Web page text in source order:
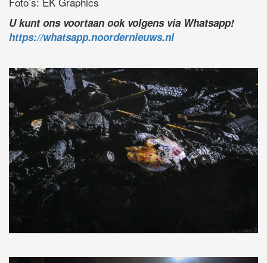
U kunt ons voortaan ook volgens via Whatsapp!
https://whatsapp.noordernieuws.nl